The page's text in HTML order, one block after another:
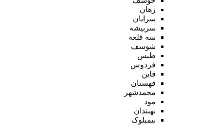
زهان
سرایان
سربیشه
سه قلعه
شوسف
طبس
فردوس
قاین
قهستان
محمدشهر
مود
نهبندان
نیمبلوک